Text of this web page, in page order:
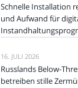
Schnelle Installation
und Aufwand für
16. JULI 2026
Russlands Below-
betreiben stille